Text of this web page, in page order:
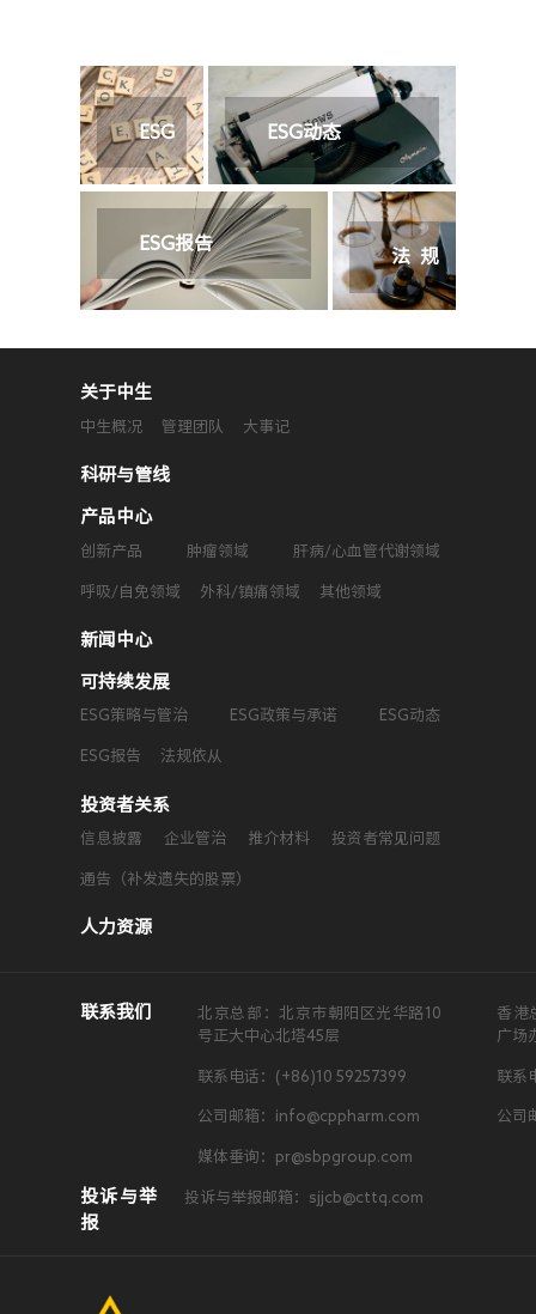
ESG
与承
ESG动态
ESG报告
法规
关于中生
中生概况 管理团队 大事记
科研与管线
产品中心
创新产品 肿瘤领域 肝病/心血管代谢领域
呼吸/自免领域 外科/镇痛领域 其他领域
新闻中心
可持续发展
ESG策略与管治 ESG政策与承诺 ESG动态
ESG报告 法规依从
投资者关系
信息披露 企业管治 推介材料 投资者常见问题
通告（补发遗失的股票）
人力资源
联系我们
北京总部：北京市朝阳区光华路10
号正大中心北塔45层
联系电话：(+86)10 59257399
公司邮箱：info@cppharm.com
媒体垂询：pr@sbpgroup.com
香港
广场
联系
公司
投诉与举
报
投诉与举报邮箱：sjjcb@cttq.com